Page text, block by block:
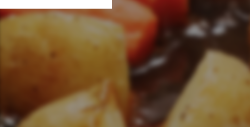
ランチメニュー
ディナーメニュー
ドリンクメニュー